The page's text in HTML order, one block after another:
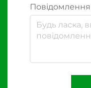
Повідомлення